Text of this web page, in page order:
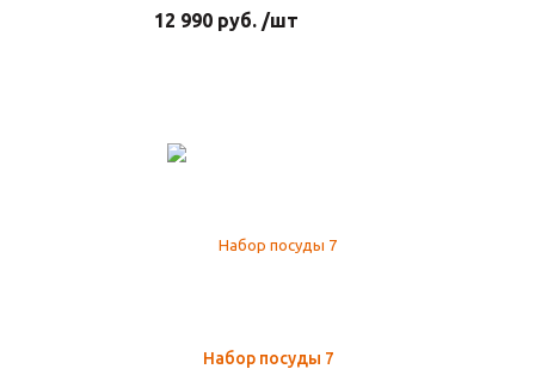
12 990 руб. /шт
Набор посуды 7